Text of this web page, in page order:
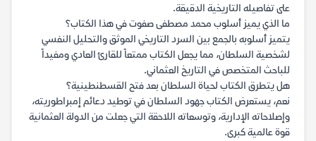
على تفاصيله التاريخية الدقيقة.
ما الذي يميز أسلوب محمد مصطفى صفوت في هذا الكتاب؟
يتميز أسلوبه بالجمع بين السرد التاريخي الموثق والتحليل النفسي
لشخصية السلطان، مما يجعل الكتاب ممتعاً للقارئ العادي ومفيداً
للباحث المتخصص في التاريخ العثماني.
هل يتطرق الكتاب لحياة السلطان بعد فتح القسطنطينية؟
نعم، يستعرض الكتاب جهود السلطان في توطيد دعائم إمبراطوريته،
وإصلاحاته الإدارية، وتوسعاته اللاحقة التي جعلت من الدولة العثمانية
قوة عالمية كبرى.